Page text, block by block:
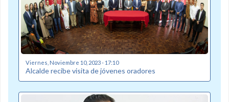
Viernes, Noviembre 10, 2023 - 17:10
Alcalde recibe visita de jóvenes oradores